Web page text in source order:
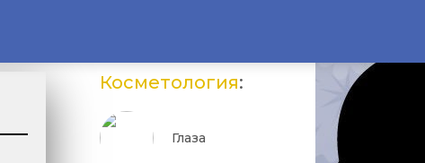
Косметология:
Глаза